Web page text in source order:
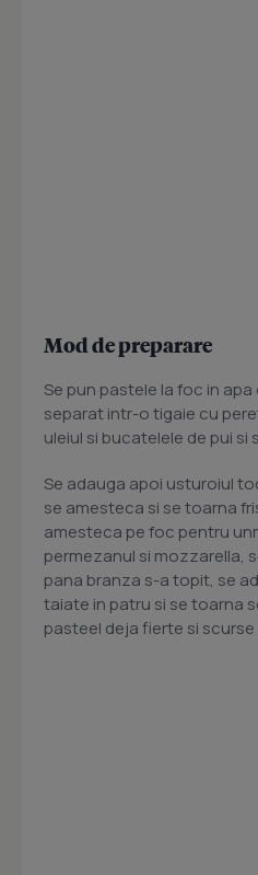
Mod de preparare
Se pun pastele la foc in
separat intr-o tigaie cu
uleiul si bucatelele de pui si
Se adauga apoi usturoiul
se amesteca si se toarna
amesteca pe foc pentru
permezanul si mozzarella,
pana branza s-a topit, se
taiate in patru si se toarna
pasteel deja fierte si scurse